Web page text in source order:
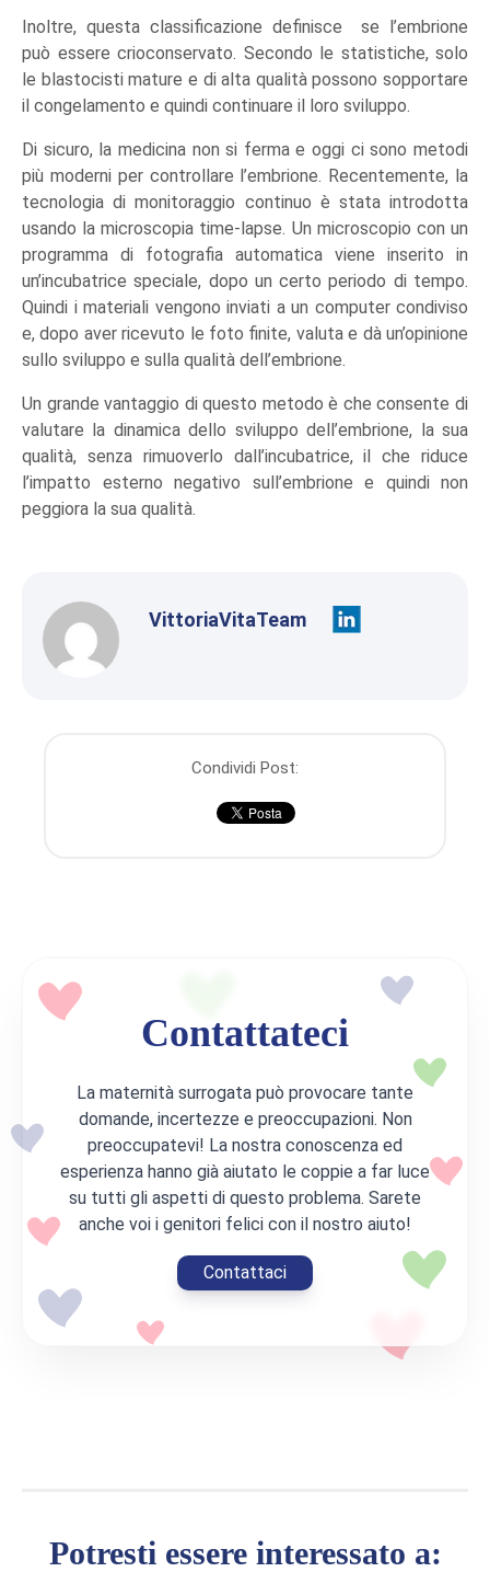
Inoltre, questa classificazione definisce se l’embrione
può essere crioconservato. Secondo le statistiche, solo
le blastocisti mature e di alta qualità possono sopportare
il congelamento e quindi continuare il loro sviluppo.
Di sicuro, la medicina non si ferma e oggi ci sono metodi
più moderni per controllare l’embrione. Recentemente, la
tecnologia di monitoraggio continuo è stata introdotta
usando la microscopia time-lapse. Un microscopio con un
programma di fotografia automatica viene inserito in
un’incubatrice speciale, dopo un certo periodo di tempo.
Quindi i materiali vengono inviati a un computer condiviso
e, dopo aver ricevuto le foto finite, valuta e dà un’opinione
sullo sviluppo e sulla qualità dell’embrione.
Un grande vantaggio di questo metodo è che consente di
valutare la dinamica dello sviluppo dell’embrione, la sua
qualità, senza rimuoverlo dall’incubatrice, il che riduce
l’impatto esterno negativo sull’embrione e quindi non
peggiora la sua qualità.
VittoriaVitaTeam
Condividi Post:
Contattateci
La maternità surrogata può provocare tante
domande, incertezze e preoccupazioni. Non
preoccupatevi! La nostra conoscenza ed
esperienza hanno già aiutato le coppie a far luce
su tutti gli aspetti di questo problema. Sarete
anche voi i genitori felici con il nostro aiuto!
Contattaci
Potresti essere interessato a: